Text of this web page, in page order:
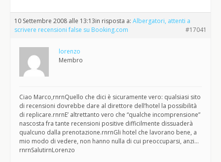
10 Settembre 2008 alle 13:13in risposta a: Albergatori, attenti a
scrivere recensioni false su Booking.com
#17041
lorenzo
Membro
Ciao Marco,rnrnQuello che dici è sicuramente vero: qualsiasi sito
di recensioni dovrebbe dare al direttore dell’hotel la possibilità
di replicare.rnrnE’ altrettanto vero che “qualche incomprensione”
nascosta fra tante recensioni positive difficilmente dissuaderà
qualcuno dalla prenotazione.rnrnGli hotel che lavorano bene, a
mio modo di vedere, non hanno nulla di cui preoccuparsi, anzi…
rnrnSalutirnLorenzo